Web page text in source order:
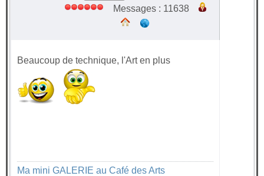
Messages : 11638
Beaucoup de technique, l'Art en plus
Ma mini GALERIE au Café des Arts